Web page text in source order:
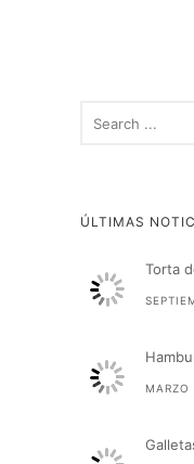
ÚLTIMAS
Torta